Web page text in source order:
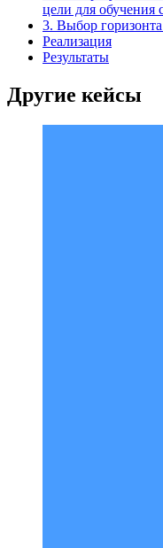
цели для обучения
3. Выбор
Реализация
Результаты
Другие кейсы